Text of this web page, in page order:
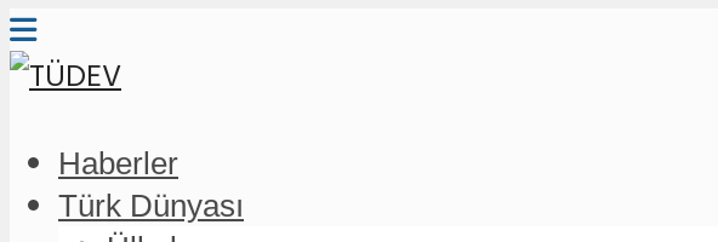
Haberler
Türk Dünyası